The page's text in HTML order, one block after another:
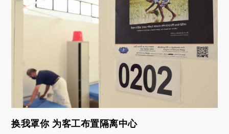
换我罩你 为客工布置隔离中心